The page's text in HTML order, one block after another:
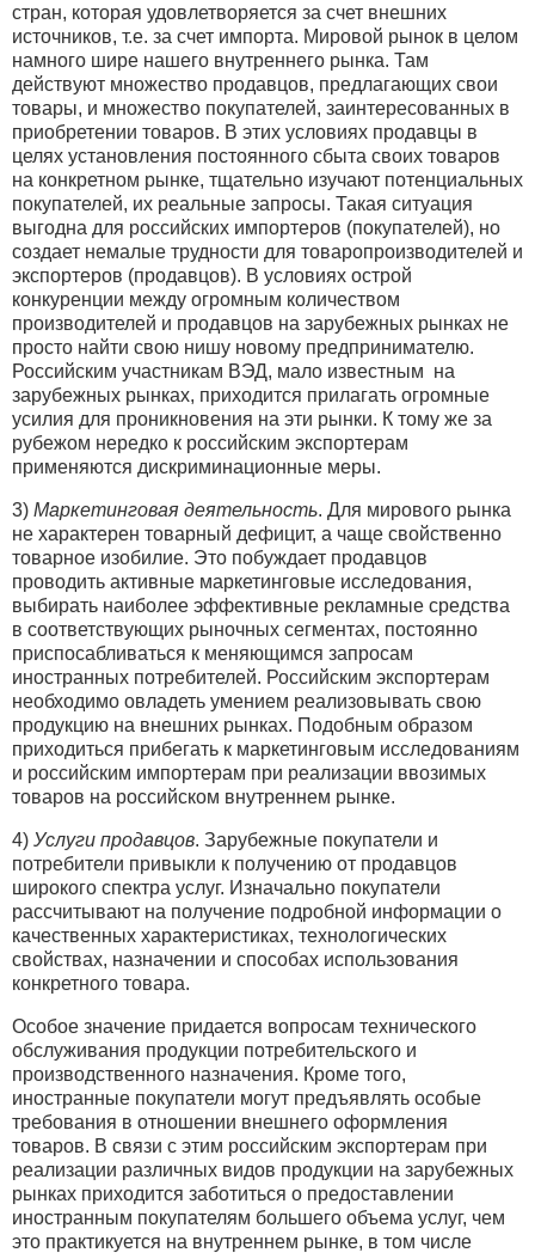
стран, которая удовлетворяется за счет внешних
источников, т.е. за счет импорта. Мировой рынок в целом
намного шире нашего внутреннего рынка. Там
действуют множество продавцов, предлагающих свои
товары, и множество покупателей, заинтересованных в
приобретении товаров. В этих условиях продавцы в
целях установления постоянного сбыта своих товаров
на конкретном рынке, тщательно изучают потенциальных
покупателей, их реальные запросы. Такая ситуация
выгодна для российских импортеров (покупателей), но
создает немалые трудности для товаропроизводителей и
экспортеров (продавцов). В условиях острой
конкуренции между огромным количеством
производителей и продавцов на зарубежных рынках не
просто найти свою нишу новому предпринимателю.
Российским участникам ВЭД, мало известным на
зарубежных рынках, приходится прилагать огромные
усилия для проникновения на эти рынки. К тому же за
рубежом нередко к российским экспортерам
применяются дискриминационные меры.
3) Маркетинговая деятельность. Для мирового рынка
не характерен товарный дефицит, а чаще свойственно
товарное изобилие. Это побуждает продавцов
проводить активные маркетинговые исследования,
выбирать наиболее эффективные рекламные средства
в соответствующих рыночных сегментах, постоянно
приспосабливаться к меняющимся запросам
иностранных потребителей. Российским экспортерам
необходимо овладеть умением реализовывать свою
продукцию на внешних рынках. Подобным образом
приходиться прибегать к маркетинговым исследованиям
и российским импортерам при реализации ввозимых
товаров на российском внутреннем рынке.
4) Услуги продавцов. Зарубежные покупатели и
потребители привыкли к получению от продавцов
широкого спектра услуг. Изначально покупатели
рассчитывают на получение подробной информации о
качественных характеристиках, технологических
свойствах, назначении и способах использования
конкретного товара.
Особое значение придается вопросам технического
обслуживания продукции потребительского и
производственного назначения. Кроме того,
иностранные покупатели могут предъявлять особые
требования в отношении внешнего оформления
товаров. В связи с этим российским экспортерам при
реализации различных видов продукции на зарубежных
рынках приходится заботиться о предоставлении
иностранным покупателям большего объема услуг, чем
это практикуется на внутреннем рынке, в том числе